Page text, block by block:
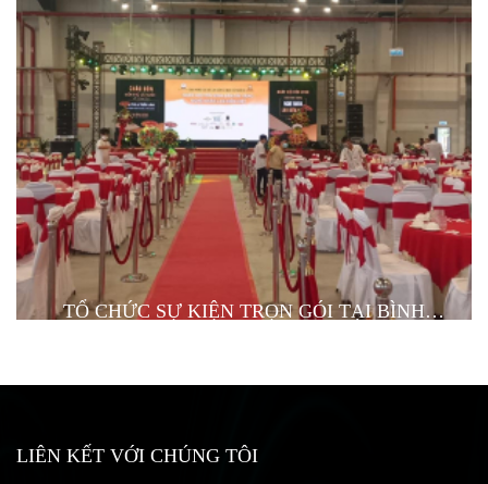
khách mời và tạo điều kiện thuận lợi cho việc quảng bá sản phẩm
TỔ CHỨC SỰ KIỆN TRỌN GÓI TẠI BÌNH
LIÊN KẾT VỚI CHÚNG TÔI